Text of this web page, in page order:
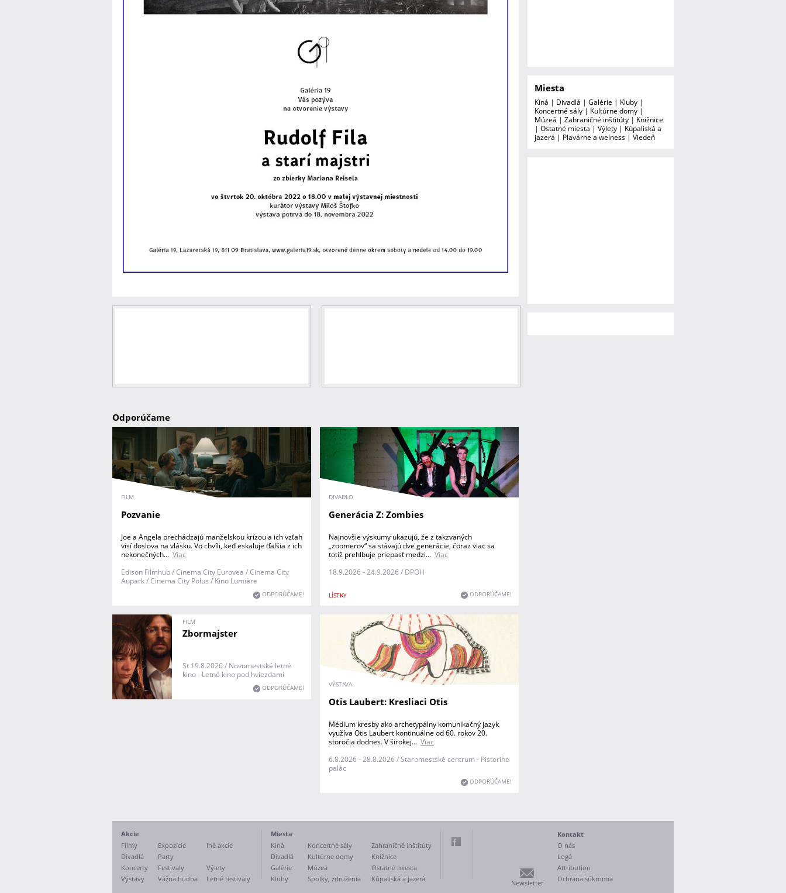
Odporúčame
FILM
Pozvanie
Joe a Angela prechádzajú manželskou krízou a ich vzťah
visí doslova na vlásku. Vo chvíli, keď eskaluje ďalšia z ich
nekonečných... Viac
Edison Filmhub / Cinema City Eurovea / Cinema City
Aupark / Cinema City Polus / Kino Lumière
ODPORÚČAME!
DIVADLO
Generácia Z: Zombies
LÍSTKY
Najnovšie výskumy ukazujú, že z takzvaných
„zoomerov“ sa stávajú dve generácie, čoraz viac sa
totiž prehlbuje priepasť medzi... Viac
18.9.2026 - 24.9.2026 / DPOH
ODPORÚČAME!
FILM
Zbormajster
St 19.8.2026 / Novomestské letné
kino - Letné kino pod hviezdami
ODPORÚČAME! VÝSTAVA
Otis Laubert: Kresliaci Otis
Médium kresby ako archetypálny komunikačný jazyk
využíva Otis Laubert kontinuálne od 60. rokov 20.
storočia dodnes. V širokej... Viac
6.8.2026 - 28.8.2026 / Staromestské centrum - Pistoriho
palác
ODPORÚČAME!
Miesta
Kiná | Divadlá | Galérie | Kluby |
Koncertné sály | Kultúrne domy |
Múzeá | Zahraničné inštitúty | Knižnice
| Ostatné miesta | Výlety | Kúpaliská a
jazerá | Plavárne a welness | Viedeň
Akcie
Filmy
Divadlá
Koncerty
Výstavy
Expozície
Party
Festivaly
Vážna hudba
Iné akcie
Výlety
Letné festivaly
Miesta
Kiná
Divadlá
Galérie
Kluby
Koncertné sály
Kultúrne domy
Múzeá
Spolky, združenia
Zahraničné inštitúty
Knižnice
Ostatné miesta
Kúpaliská a jazerá
Newsletter
Kontakt
O nás
Logá
Attribution
Ochrana súkromia